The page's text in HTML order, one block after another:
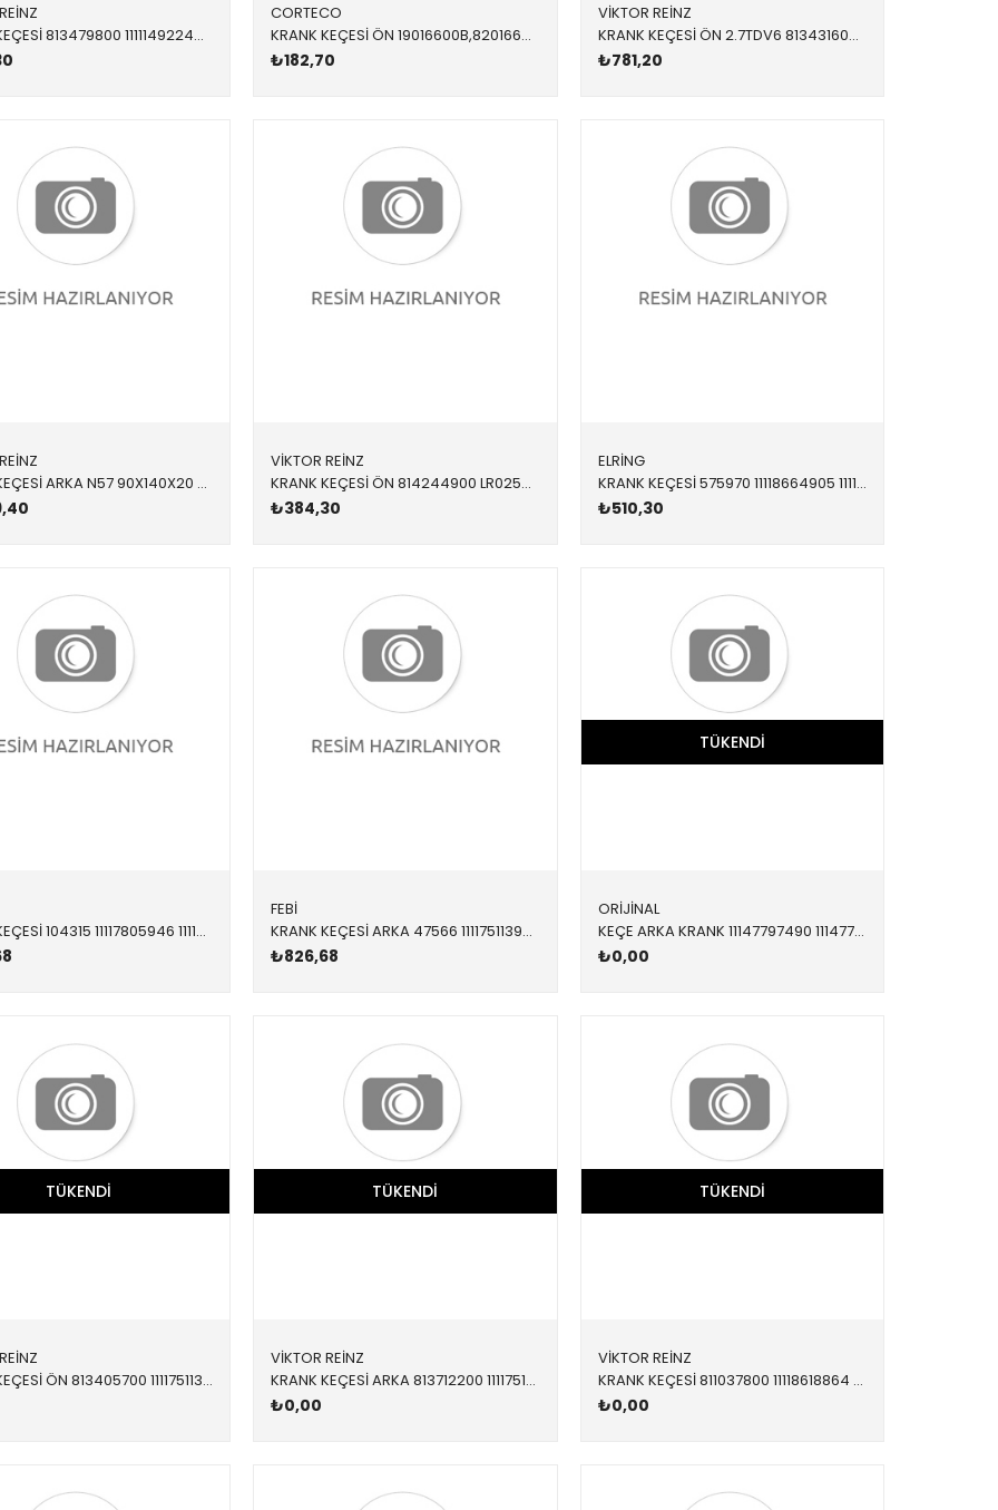
KRANK KEÇESİ 813479800 11111492244 11111492244 R50,R52,R53 W10,W11 ARKA 90x111x9.5
CORTECO
KRANK KEÇESİ ÖN 19016600B,82016600 LR025013 LR083938
₺182,70
VİKTOR REİNZ
KRANK KEÇESİ ÖN 2.7TDV6 813431600 LR002452 LR002452
₺781,20
KRANK KEÇESİ ARKA N57 90X140X20 819003300 11147794168 11147794168
VİKTOR REİNZ
KRANK KEÇESİ ÖN 814244900 LR025013 LR083938
₺384,30
ELRİNG
KRANK KEÇESİ 575970 11118664905 11118604931 G30 B48
₺510,30
KRANK KEÇESİ 104315 11117805946 11117805946 R55,R56 W16 105x85x8.8
FEBİ
KRANK KEÇESİ ARKA 47566 11117511396 11117511396 E46,E60,E61,E81,E82,E83,E84,E85,E87,E88,E90,E91,E9 N40,N42,N43,N45,N46,N45N,N46N 90x110x12
₺826,68
TÜKENDI
ORİJİNAL
KEÇE ARKA KRANK 11147797490 11147797490 11147797490 E60,E61,E70,E71,E81,E82,E83,E84,E87,E88,E90,E91,E9 N47,N47N,N57,N57N,B37,B47,B57 90X104X8,5
₺0,00
TÜKENDI
KRANK KEÇESİ ÖN 813405700 11117511395 11117547842 E46,E60,E61,E81,E82,E83,E84,E85,E87,E88,E90,E91,E9 N40,N42,N43,N45,N46,N45N,N46N 65x79x20
TÜKENDI
VİKTOR REİNZ
KRANK KEÇESİ ARKA 813712200 11117511396 11117511396 E46,E60,E61,E81,E82,E83,E84,E85,E87,E88,E90,E91,E9 N40,N42,N43,N45,N46,N45N,N46N 90x110x12
₺0,00
TÜKENDI
VİKTOR REİNZ
KRANK KEÇESİ 811037800 11118618864 11118618864 E60,E61,E63,E64,E65,E66,E70,E71,E81,E82,E83,E84,E8 ÖN 65x79x10
₺0,00